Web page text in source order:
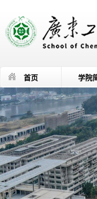
首页 学院